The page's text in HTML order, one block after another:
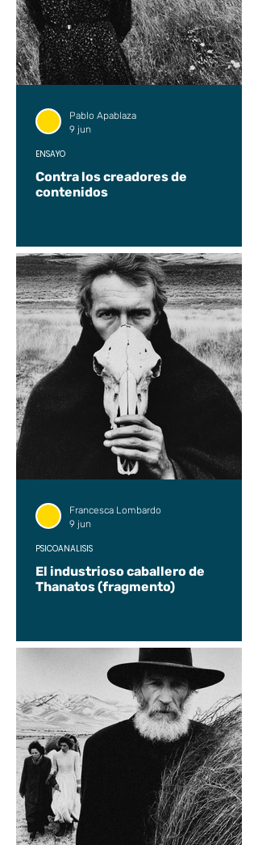
Contra los creadores de
contenidos
ENSAYO
Pablo Apablaza
9 jun
El industrioso caballero de
Thanatos (fragmento)
PSICOANÁLISIS
Francesca Lombardo
9 jun